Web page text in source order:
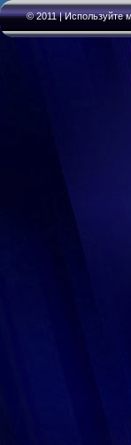
© 2011 | Используйте